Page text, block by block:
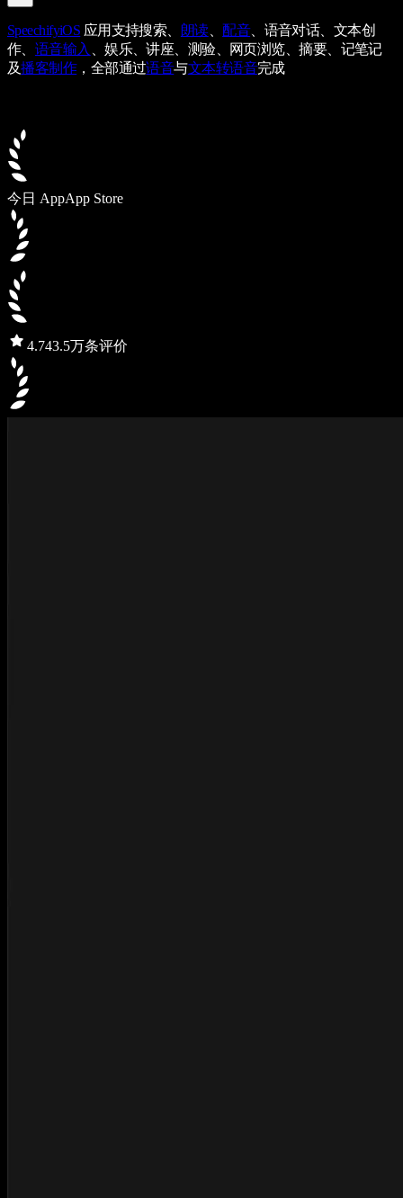
SpeechifyiOS 应用支持搜索、 朗读、配音、语音对话、文本创
作、 语音输入
、娱乐、讲座、测验、网页浏览、摘要、记笔记
及播客制作，全部通过语音与文本转语音完成
今日 AppApp Store
4.743.5万条评价